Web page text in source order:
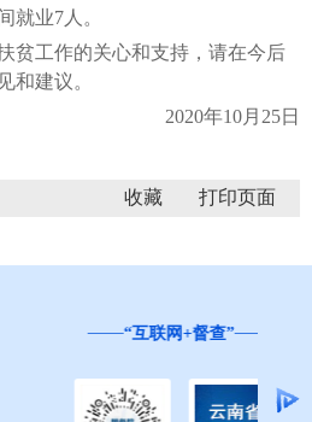
就业7人。
工作的关心和支持，请在今后
和建议。
2020年10月25日
收藏
互联网+督查”